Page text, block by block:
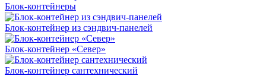
Блок-контейнеры
Блок-контейнер из сэндвич-панелей
Блок-контейнер «Север»
Блок-контейнер сантехнический